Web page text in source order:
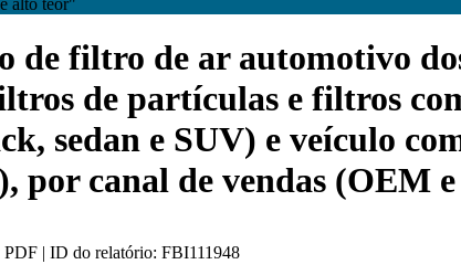
alto teor"
de filtro de ar automotivo
de partículas e filtros
sedan e SUV) e veículo
por canal de vendas (OEM
| ID do relatório: FBI111948